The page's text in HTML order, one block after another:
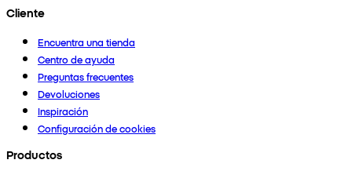
Cliente
Encuentra una tienda
Centro de ayuda
Preguntas frecuentes
Devoluciones
Inspiración
Configuración de cookies
Productos